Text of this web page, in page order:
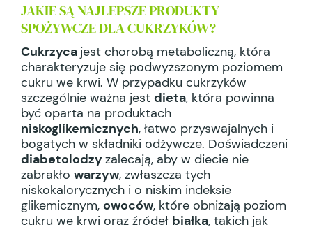
JAKIE SĄ NAJLEPSZE PRODUKTY
SPOŻYWCZE DLA CUKRZYKÓW?
Cukrzyca jest chorobą metaboliczną, która
charakteryzuje się podwyższonym poziomem
cukru we krwi. W przypadku cukrzyków
szczególnie ważna jest dieta, która powinna
być oparta na produktach
niskoglikemicznych, łatwo przyswajalnych i
bogatych w składniki odżywcze. Doświadczeni
diabetolodzyzalecają, aby w diecie nie
zabrakło warzyw, zwłaszcza tych
niskokalorycznych i o niskim indeksie
glikemicznym, owoców, które obniżają poziom
cukru we krwi oraz źródeł białka, takich jak